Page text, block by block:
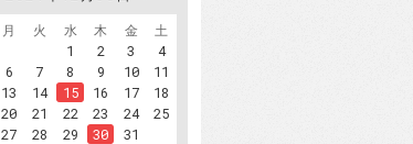
月 火 水 木 金
土
1
2 3
4
6 7 8 9 10
11
13 14 15 16 17
18
20 21 22 23 24
25
27 28 29 30 31